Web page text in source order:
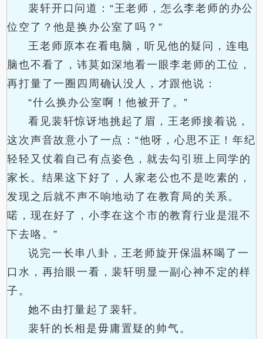
裴轩开口问道：“王老师，怎么李老师的办公
位空了？他是换办公室了吗？”
王老师原本在看电脑，听见他的疑问，连电
脑也不看了，讳莫如深地看一眼李老师的工位，
再打量了一圈四周确认没人，才跟他说：
“什么换办公室啊！他被开了。”
看见裴轩惊讶地挑起了眉，王老师接着说，
这次声音故意小了一点：“他呀，心思不正！年纪
轻轻又仗着自己有点姿色，就去勾引班上同学的
家长。结果这下好了，人家老公也不是吃素的，
发现之后就不声不响地动了在教育局的关系。
喏，现在好了，小李在这个市的教育行业是混不
下去咯。”
说完一长串八卦，王老师旋开保温杯喝了一
口水，再抬眼一看，裴轩明显一副心神不定的样
子。
她不由打量起了裴轩。
裴轩的长相是毋庸置疑的帅气。